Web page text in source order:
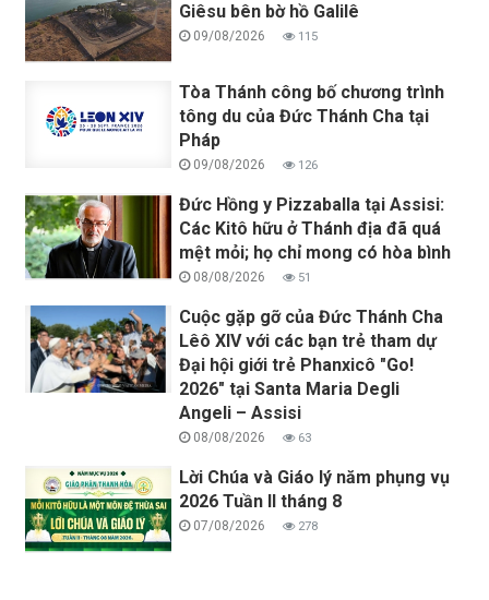
Giêsu bên bờ hồ Galilê
09/08/2026 115
Tòa Thánh công bố chương trình
tông du của Đức Thánh Cha tại
Pháp
09/08/2026 126
Đức Hồng y Pizzaballa tại Assisi:
Các Kitô hữu ở Thánh địa đã quá
mệt mỏi; họ chỉ mong có hòa bình
08/08/2026 51
Cuộc gặp gỡ của Đức Thánh Cha
Lêô XIV với các bạn trẻ tham dự
Đại hội giới trẻ Phanxicô "Go!
2026" tại Santa Maria Degli
Angeli – Assisi
08/08/2026 63
Lời Chúa và Giáo lý năm phụng vụ
2026 Tuần II tháng 8
07/08/2026 278